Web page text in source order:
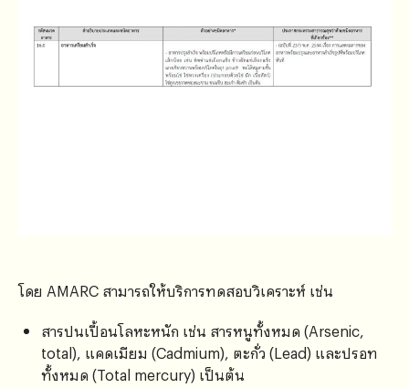
โดย AMARC สามารถให้บริการทดสอบวิเคราะห์ เช่น
สารปนเปื้อนโลหะหนัก เช่น สารหนูทั้งหมด (Arsenic,
total), แคดเมียม (Cadmium), ตะกั่ว (Lead) และปรอท
ทั้งหมด (Total mercury) เป็นต้น